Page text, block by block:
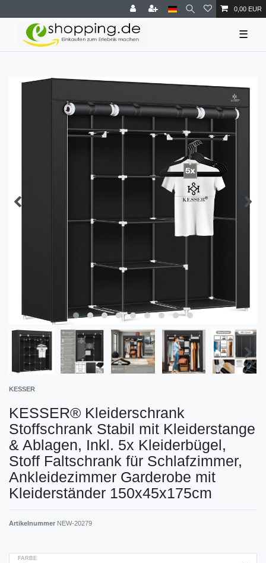
0,00 EUR
☰
KESSER
KESSER® Kleiderschrank
Stoffschrank Stabil mit Kleiderstange
& Ablagen, Inkl. 5x Kleiderbügel,
Stoff Faltschrank für Schlafzimmer,
Ankleidezimmer Garderobe mit
Kleiderständer 150x45x175cm
Artikelnummer NEW-20279
FARBE